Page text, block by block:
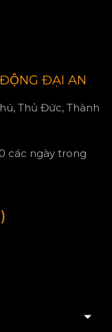
ĐẠI AN
Thủ Đức, Thành
các ngày trong